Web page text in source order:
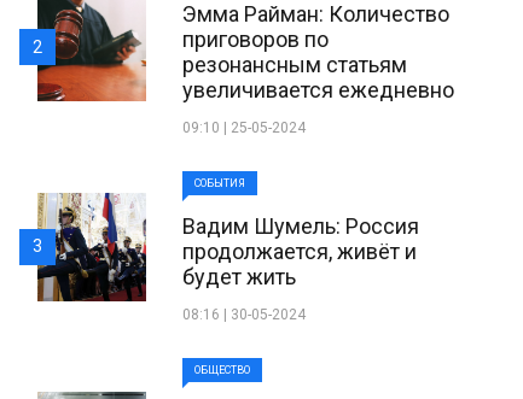
Эмма Райман: Количество
приговоров по
резонансным статьям
увеличивается ежедневно
09:10 | 25-05-2024
2
СОБЫТИЯ
Вадим Шумель: Россия
продолжается, живёт и
будет жить
08:16 | 30-05-2024
3
ОБЩЕСТВО